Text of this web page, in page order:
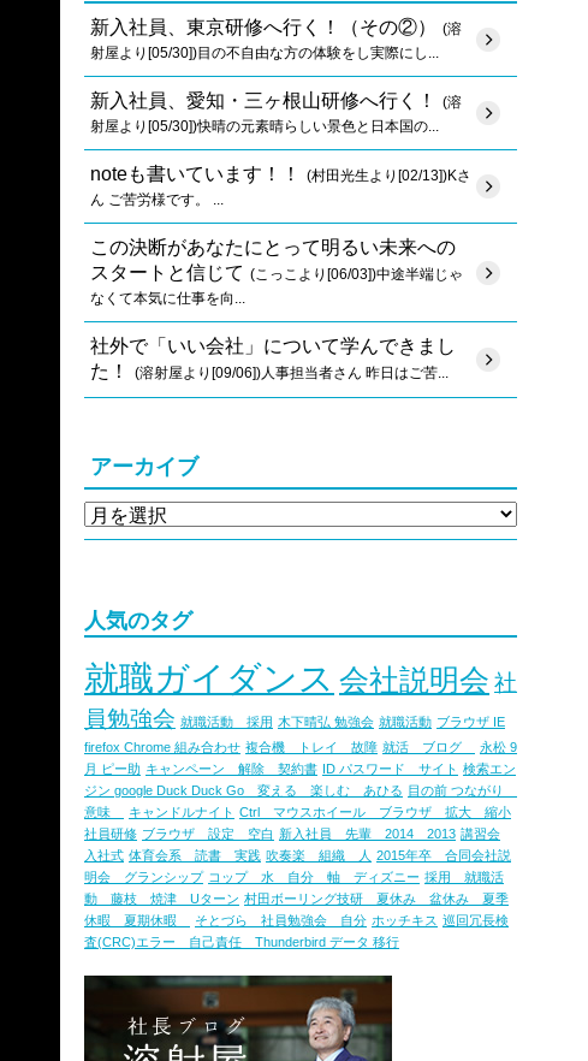
新入社員、東京研修へ行く！（その②）
(溶
射屋より[05/30])目の不自由な方の体験をし実際にし...
新入社員、愛知・三ヶ根山研修へ行く！
(溶
射屋より[05/30])快晴の元素晴らしい景色と日本国の...
noteも書いています！！
(村田光生より[02/13])Kさ
ん ご苦労様です。 ...
この決断があなたにとって明るい未来への
スタートと信じて (こっこより[06/03])中途半端じゃ
なくて本気に仕事を向...
社外で「いい会社」について学んできまし
た！
(溶射屋より[09/06])人事担当者さん 昨日はご苦...
アーカイブ
人気のタグ
就職ガイダンス 会社説明会 社
員勉強会 就職活動 採用 木下晴弘 勉強会 就職活動 ブラウザ IE
firefox Chrome 組み合わせ 複合機 トレイ 故障 就活 ブログ
永松 9
月 ピー助 キャンペーン 解除 契約書 ID パスワード サイト 検索エン
ジン google Duck Duck Go 変える 楽しむ あひる 目の前 つながり
意味
キャンドルナイト Ctrl マウスホイール ブラウザ 拡大 縮小
社員研修 ブラウザ 設定 空白 新入社員 先輩 2014 2013 講習会
入社式 体育会系 読書 実践 吹奏楽 組織 人 2015年卒 合同会社説
明会 グランシップ コップ 水 自分 軸 ディズニー 採用 就職活
動 藤枝 焼津 Uターン 村田ボーリング技研 夏休み 盆休み 夏季
休暇 夏期休暇
そとづら 社員勉強会 自分 ホッチキス 巡回冗長検
査(CRC)エラー 自己責任 Thunderbird データ 移行